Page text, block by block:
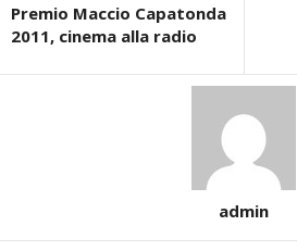
Premio Maccio Capatonda
2011, cinema alla radio
admin